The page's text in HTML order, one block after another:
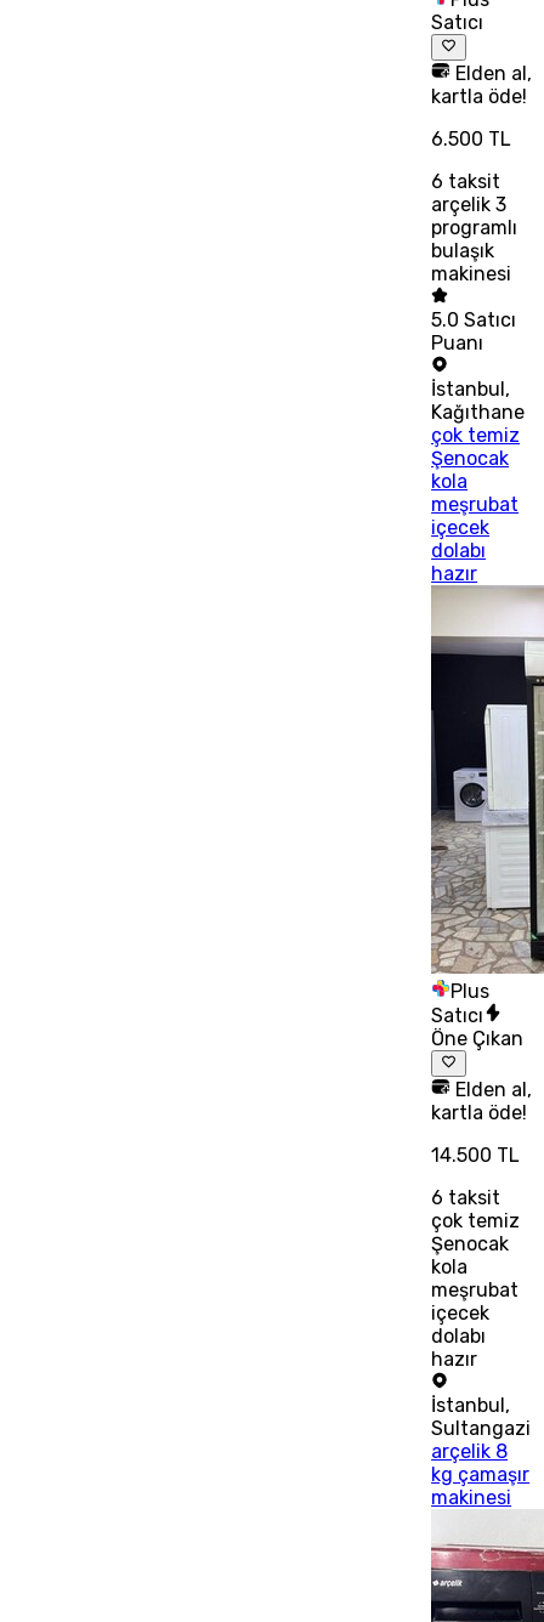
Satıcı
Elden al,
kartla öde!
6.500 TL
6 taksit
arçelik 3
programlı
bulaşık
makinesi
5.0 Satıcı
Puanı
İstanbul,
Kağıthane
çok temiz
Şenocak
kola
meşrubat
içecek
dolabı
hazır
Plus
Satıcı
Öne Çıkan
Elden al,
kartla öde!
14.500 TL
6 taksit
çok temiz
Şenocak
kola
meşrubat
içecek
dolabı
hazır
İstanbul ,
Sultangazi
arçelik 8
kg çamaşır
makinesi